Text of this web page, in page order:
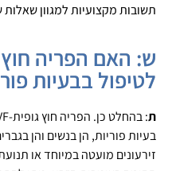
תשובות מקצועיות למגוון
ש: האם הפריה
לטיפול בבעיות
ת
בעיות פוריות, הן בנשים והן
זירעונים מועטה במיוחד או